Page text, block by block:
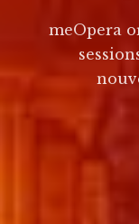
meOpera